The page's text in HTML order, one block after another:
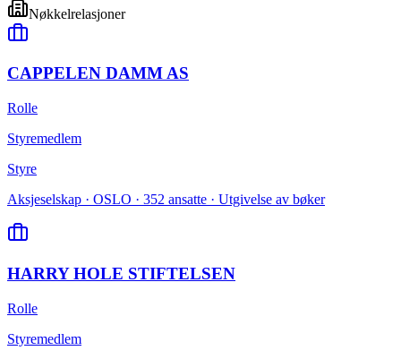
Nøkkelrelasjoner
CAPPELEN DAMM AS
Rolle
Styremedlem
Styre
Aksjeselskap · OSLO · 352 ansatte · Utgivelse av bøker
HARRY HOLE STIFTELSEN
Rolle
Styremedlem